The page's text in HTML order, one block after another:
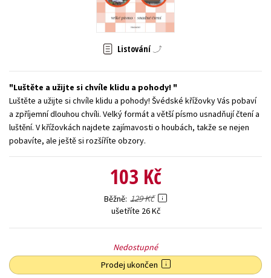
Zahraniční literatura
Všechny tituly
Listování
Luštěte a užijte si chvíle klidu a pohody!
Luštěte a užijte si chvíle klidu a pohody! Švédské křížovky Vás pobaví
a zpříjemní dlouhou chvíli. Velký formát a větší písmo usnadňují čtení a
luštění. V křížovkách najdete zajímavosti o houbách, takže se nejen
pobavíte, ale ještě si rozšíříte obzory.
103 Kč
Běžně 129 Kč
ušetříte 26 Kč
Nedostupné
Prodej ukončen